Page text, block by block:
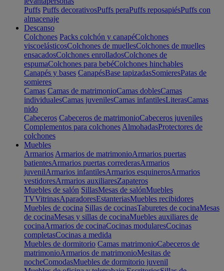
Puffs Puffs decorativosPuffs peraPuffs reposapiésPuffs con
almacenaje
Descanso
Colchones Packs colchón y canapéColchones
viscoelásticosColchones de muellesColchones de muelles
ensacadosColchones enrolladosColchones de
espumaColchones para bebéColchones hinchables
Canapés y bases CanapésBase tapizadasSomieresPatas de
somieres
Camas Camas de matrimonioCamas doblesCamas
individualesCamas juvenilesCamas infantilesLiterasCamas
nido
Cabeceros Cabeceros de matrimonioCabeceros juveniles
Complementos para colchones AlmohadasProtectores de
colchones
Muebles
Armarios Armarios de matrimonioArmarios puertas
batientesArmarios puertas correderasArmarios
juvenilArmarios infantilesArmarios esquinerosArmarios
vestidoresArmarios auxiliaresZapateros
Muebles de salón SillasMesas de salónMuebles
TVVitrinasAparadoresEstanteriasMuebles recibidores
Muebles de cocina Sillas de cocinasTaburetes de cocinaMesas
de cocinaMesas y sillas de cocinaMuebles auxiliares de
cocinaArmarios de cocinaCocinas modularesCocinas
completasCocinas a medida
Muebles de dormitorio Camas matrimonioCabeceros de
matrimonioArmarios de matrimonioMesitas de
nocheComodasMuebles de dormitorio juvenil